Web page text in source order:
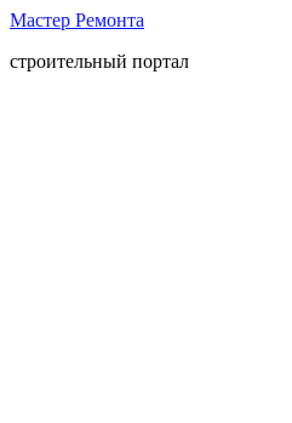
Мастер Ремонта
строительный портал